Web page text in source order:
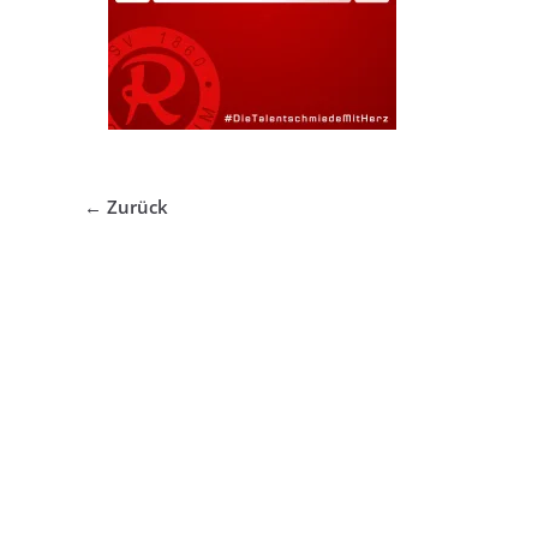
← Zurück